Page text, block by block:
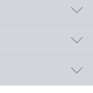
アプリケーション